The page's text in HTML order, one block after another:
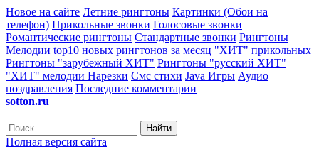
Новое на сайте Летние рингтоны Картинки (Обои на
телефон) Прикольные звонки Голосовые звонки
Романтические рингтоны Стандартные звонки Рингтоны
Мелодии top10 новых рингтонов за месяц "ХИТ" прикольных
Рингтоны "зарубежный ХИТ" Рингтоны "русский ХИТ"
"ХИТ" мелодии Нарезки Смс стихи Java Игры Аудио
поздравления Последние комментарии
sotton.ru
Найти
Полная версия сайта